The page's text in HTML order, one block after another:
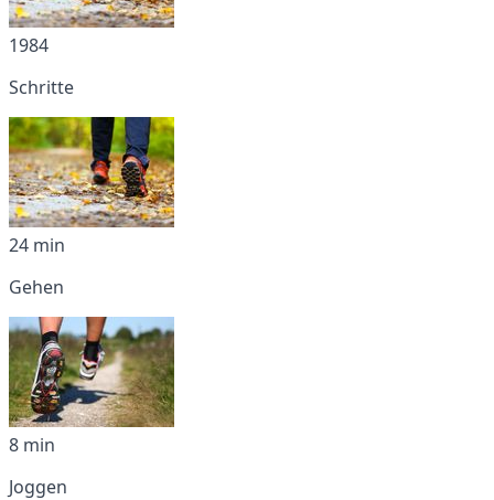
1984
Schritte
24 min
Gehen
8 min
Joggen